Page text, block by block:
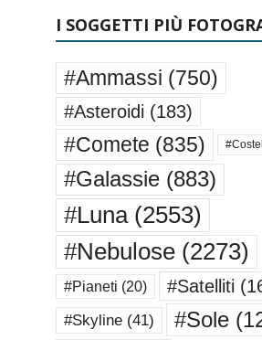
I SOGGETTI PIÙ
#Ammassi (750)
#Asteroidi (183)
#Comete (835)
#Galassie(883)
#Luna(2553)
#Nebulose(2273)
#Pianeti (20) #Satelliti
#Skyline(41) #Sole